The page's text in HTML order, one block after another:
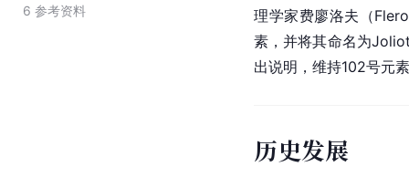
6 参考资料
理学家费廖洛夫（
素，并将其命名为
出说明，维持102号元
历史发展